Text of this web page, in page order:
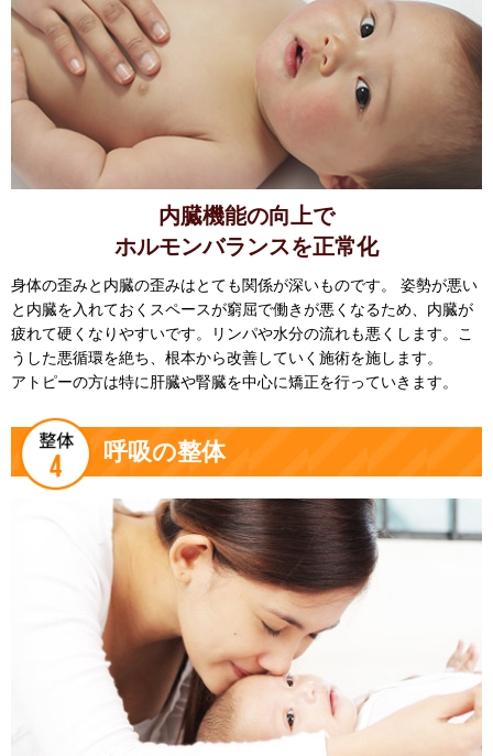
内臓機能の向上で
ホルモンバランスを正常化
身体の歪みと内臓の歪みはとても関係が深いものです。 姿勢が悪い
と内臓を入れておくスペースが窮屈で働きが悪くなるため、内臓が
疲れて硬くなりやすいです。リンパや水分の流れも悪くします。こ
うした悪循環を絶ち、根本から改善していく施術を施します。
アトピーの方は特に肝臓や腎臓を中心に矯正を行っていきます。
呼吸の整体